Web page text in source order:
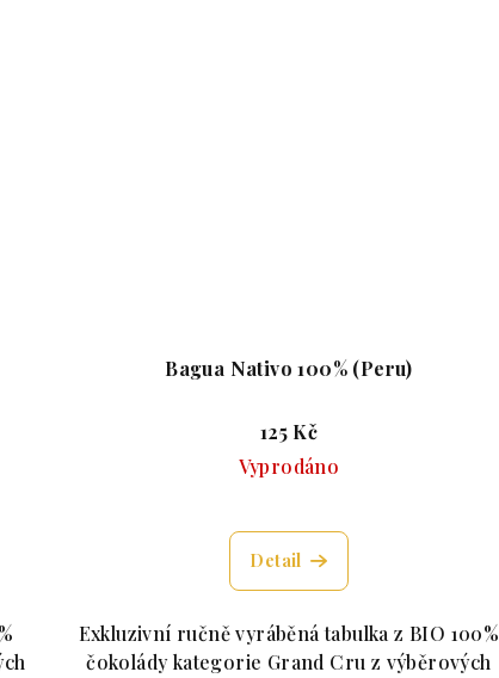
Bagua Nativo 100% (Peru)
125 Kč
Vyprodáno
Detail
Exkluzivní ručně vyráběná tabulka z BIO 100%
čokolády kategorie Grand Cru z výběrových